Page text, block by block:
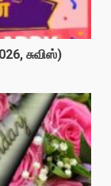
சுவிஸ்)